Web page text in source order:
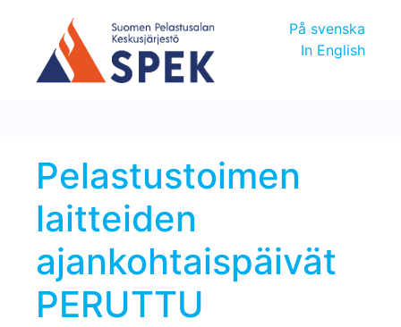
På svenska
In English
Pelastustoimen
laitteiden
ajankohtaispäivät
PERUTTU